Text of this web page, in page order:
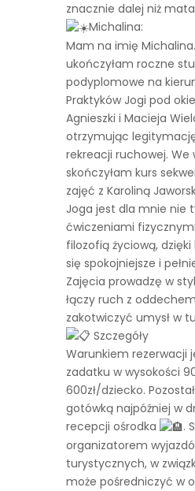
znacznie dalej niż
Michalina:
Mam na imię
ukończyłam roczne
podyplomowe na
Praktyków Jogi pod
Agnieszki i Macieja
otrzymując
rekreacji ruchowej. We
skończyłam kurs
zajęć z Karoliną
Joga jest dla mnie nie
ćwiczeniami
filozofią życiową,
się spokojniejsze i
Zajęcia prowadzę w
łączy ruch z
zakotwiczyć umysł w
Szczegóły
Warunkiem rezerwacji
zadatku w wysokości
600zł/dziecko.
gotówką najpóźniej w
recepcji ośrodka
.
organizatorem
turystycznych, w
może pośredniczyć w